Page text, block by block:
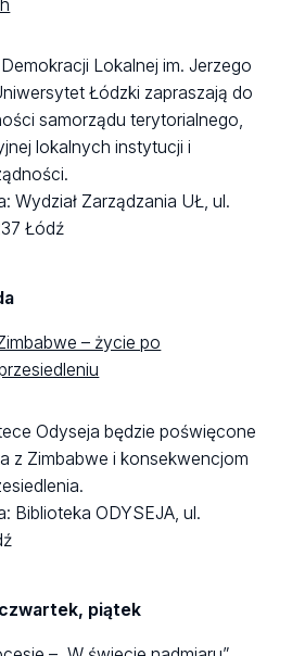
Lokalnej im. Jerzego
Łódzki zapraszają do
samorządu terytorialnego,
lokalnych instytucji i
Wydział Zarządzania UŁ, ul.
Łódź
– życie po
Odyseja będzie poświęcone
z Zimbabwe i konsekwencjom
Biblioteka ODYSEJA, ul.
piątek